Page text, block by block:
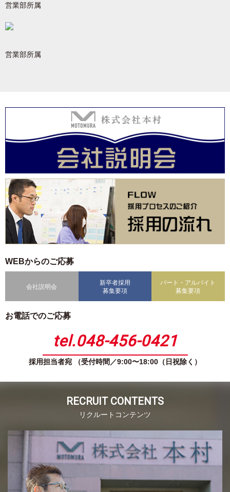
営業部所属
営業部所属
WEBからのご応募
会社説明会
新卒者採用
募集要項
パート・アルバイト
募集要項
お電話でのご応募
tel.048-456-0421
採用担当者宛 （受付時間／9:00〜18:00（日祝除く）
RECRUIT CONTENTS
リクルートコンテンツ